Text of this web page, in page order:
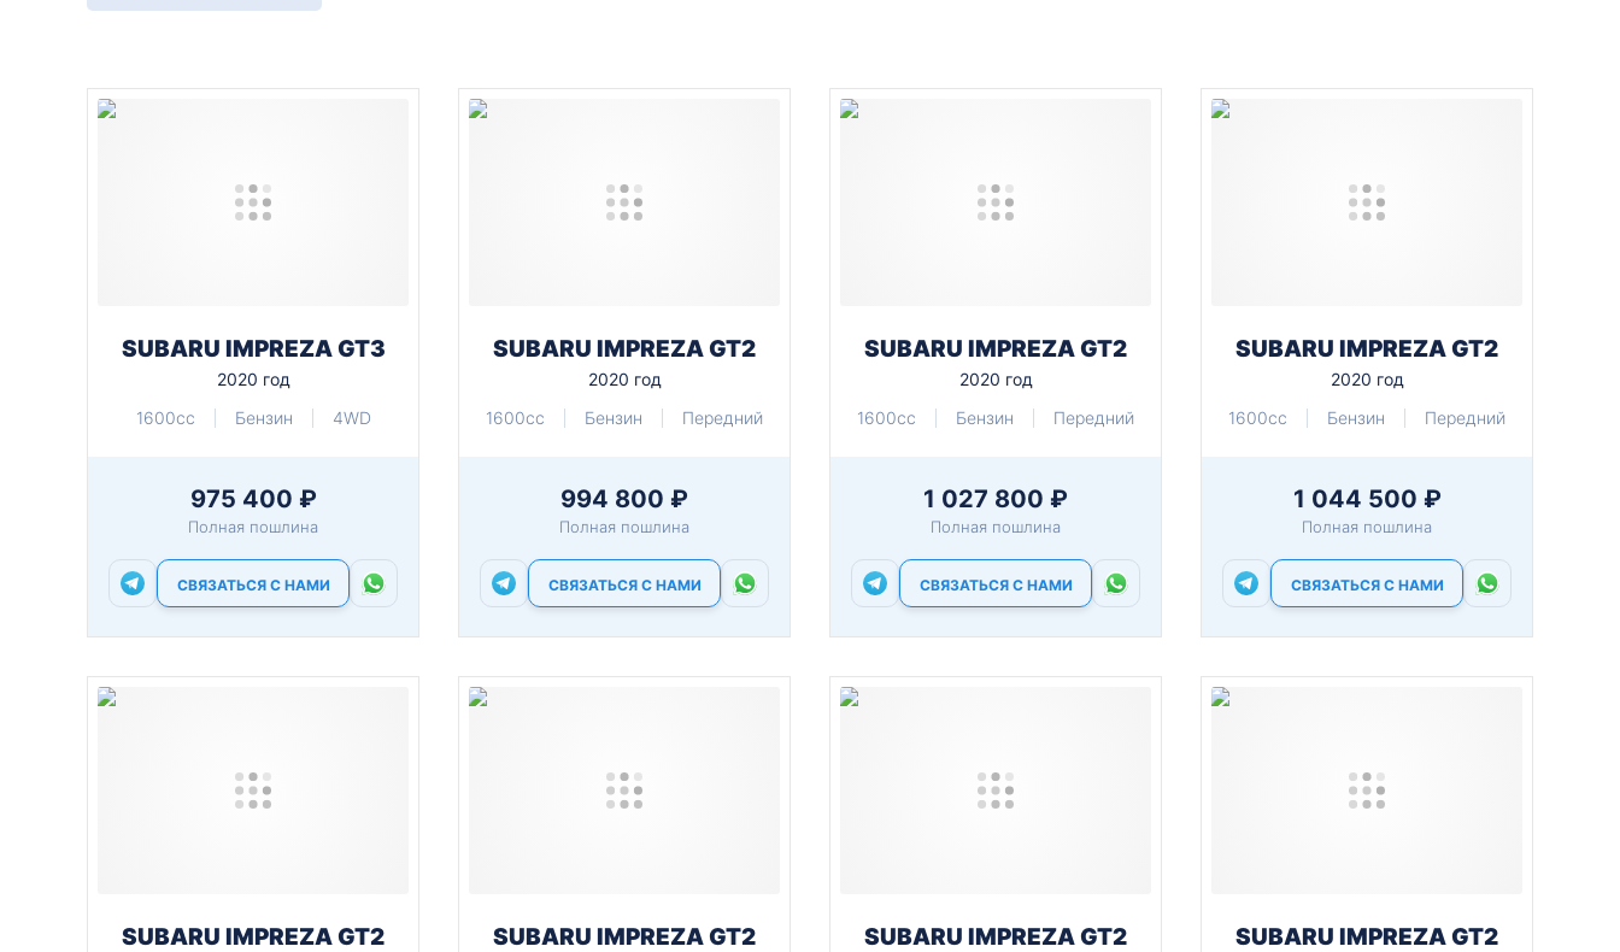
SUBARU IMPREZA GT3
2020 год
1600cc
Бензин 4WD
975 400 ₽
Полная пошлина
СВЯЗАТЬСЯ С НАМИ
SUBARU IMPREZA GT2
2020 год
1600cc
Бензин Передний
994 800 ₽
Полная пошлина
СВЯЗАТЬСЯ С НАМИ
SUBARU IMPREZA GT2
2020 год
1600cc
Бензин Передний
1 027 800 ₽
Полная пошлина
СВЯЗАТЬСЯ С НАМИ
SUBARU IMPREZA GT2
2020 год
1600cc
Бензин Передний
1 044 500 ₽
Полная пошлина
СВЯЗАТЬСЯ С НАМИ
SUBARU IMPREZA GT2 SUBARU IMPREZA GT2 SUBARU IMPREZA GT2 SUBARU IMPREZA GT2